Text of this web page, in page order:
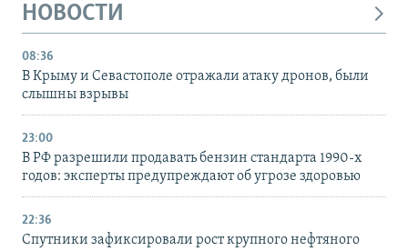
НОВОСТИ
08:36
В Крыму и Севастополе отражали атаку дронов, были
слышны взрывы
23:00
В РФ разрешили продавать бензин стандарта 1990-х
годов: эксперты предупреждают об угрозе здоровью
22:36
Спутники зафиксировали рост крупного нефтяного